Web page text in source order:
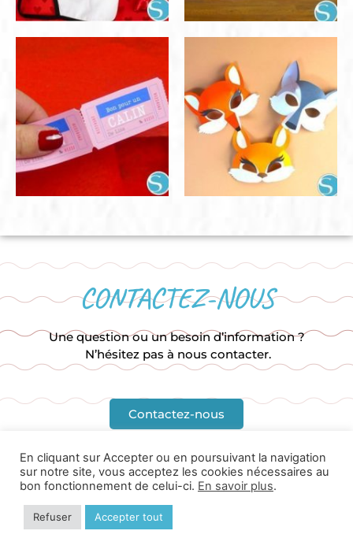
CONTACTEZ-NOUS
Une question ou un besoin d’information ?
N’hésitez pas à nous contacter.
Contactez-nous
En cliquant sur Accepter ou en poursuivant la navigation
sur notre site, vous acceptez les cookies nécessaires au
bon fonctionnement de celui-ci. En savoir plus.
Refuser Accepter tout